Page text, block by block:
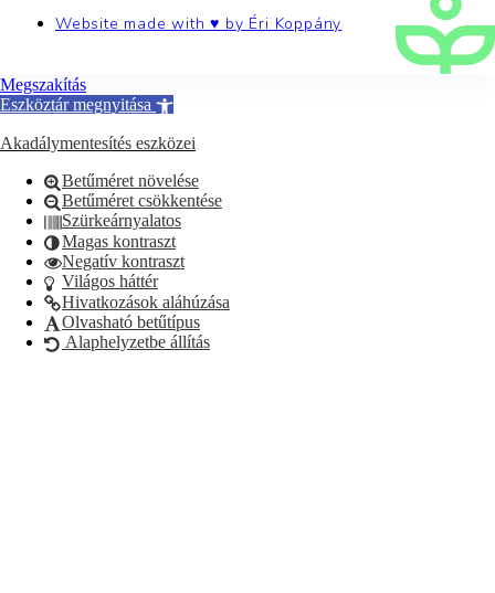
Website made with ♥ by Éri Koppány
Megszakítás
Eszköztár megnyitása
Akadálymentesítés eszközei
Betűméret növelése
Betűméret csökkentése
Szürkeárnyalatos
Magas kontraszt
Negatív kontraszt
Világos háttér
Hivatkozások aláhúzása
Olvasható betűtípus
Alaphelyzetbe állítás